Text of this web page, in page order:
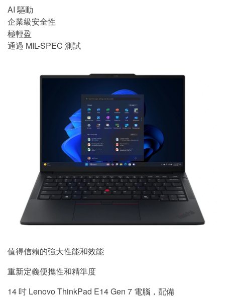
AI 驅動
企業級安全性
極輕盈
通過 MIL-SPEC 測試
值得信賴的強大性能和效能
重新定義便攜性和精準度
14 吋 Lenovo ThinkPad E14 Gen 7 電腦，配備